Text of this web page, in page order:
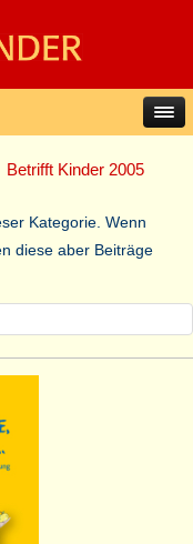
Betrifft Kinder 2005
Kategorie. Wenn
diese aber Beiträge